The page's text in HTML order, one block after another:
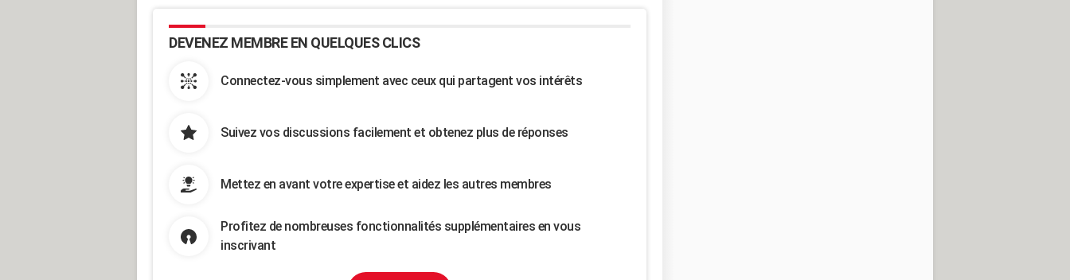
DEVENEZ MEMBRE EN QUELQUES CLICS
Connectez-vous simplement avec ceux qui partagent vos intérêts
Suivez vos discussions facilement et obtenez plus de réponses
Mettez en avant votre expertise et aidez les autres membres
Profitez de nombreuses fonctionnalités supplémentaires en vous
inscrivant